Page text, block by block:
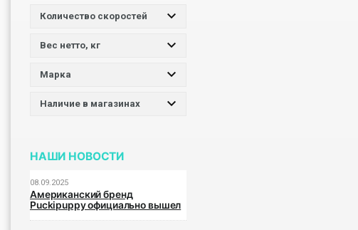
Количество скоростей
Вес нетто, кг
Марка
Наличие в магазинах
НАШИ НОВОСТИ
08.09.2025
Американский бренд
Puckipuppy официально вышел